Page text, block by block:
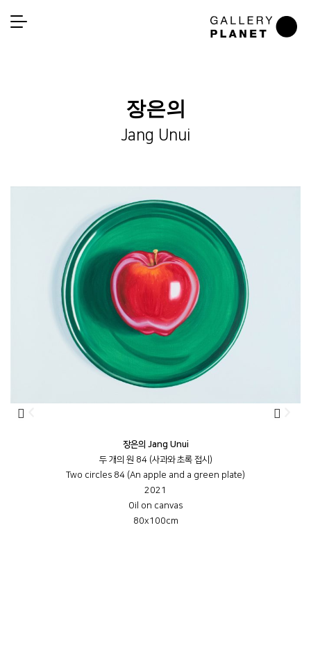
장은의
Jang Unui
장은의 Jang Unui
두 개의 원 84 (사과와 초록 접시)
Two circles 84 (An apple and a green plate)
2021
Oil on canvas
80x100cm